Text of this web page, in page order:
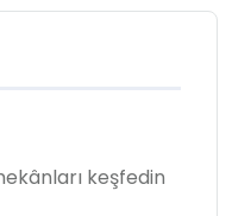
keşfedin